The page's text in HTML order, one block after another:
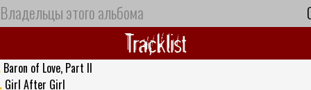
Владельцы этого альбома
Tracklist
Baron of Love, Part II
Girl After Girl